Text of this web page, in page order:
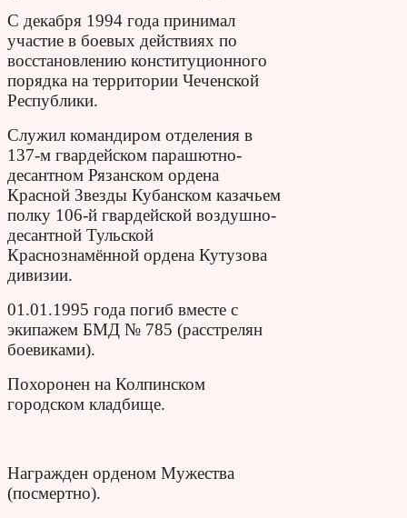
С декабря 1994 года принимал
участие в боевых действиях по
восстановлению конституционного
порядка на территории Чеченской
Республики.
Служил командиром отделения в
137-м гвардейском парашютно-
десантном Рязанском ордена
Красной Звезды Кубанском казачьем
полку 106-й гвардейской воздушно-
десантной Тульской
Краснознамённой ордена Кутузова
дивизии.
01.01.1995 года погиб вместе с
экипажем БМД № 785 (расстрелян
боевиками).
Похоронен на Колпинском
городском кладбище.
Награжден орденом Мужества
(посмертно).